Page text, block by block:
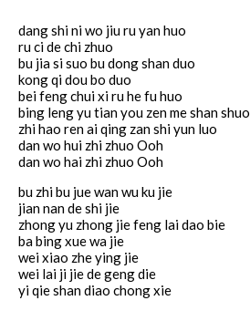
dang shi ni wo jiu ru yan huo
ru ci de chi zhuo
bu jia si suo bu dong shan duo
kong qi dou bo duo
bei feng chui xi ru he fu huo
bing leng yu tian you zen me shan shuo
zhi hao ren ai qing zan shi yun luo
dan wo hui zhi zhuo Ooh
dan wo hai zhi zhuo Ooh
bu zhi bu jue wan wu ku jie
jian nan de shi jie
zhong yu zhong jie feng lai dao bie
ba bing xue wa jie
wei xiao zhe ying jie
wei lai ji jie de geng die
yi qie shan diao chong xie